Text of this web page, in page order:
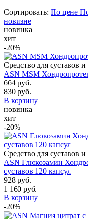
Сортировать: По цене
новизне
новинка
хит
-20%
Средство для суставов и
ASN MSM
664 руб.
830 руб.
В корзину
новинка
хит
-20%
Средство для суставов и
ASN Глюкозамин
суставов 120 капсул
928 руб.
1 160 руб.
В корзину
-20%